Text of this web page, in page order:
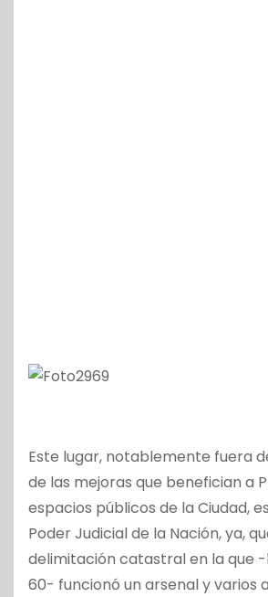
Este lugar, notablemente fuera
de las mejoras que benefician a
espacios públicos de la Ciudad,
Poder Judicial de la Nación, ya,
delimitación catastral en la que
60- funcionó un arsenal y varios